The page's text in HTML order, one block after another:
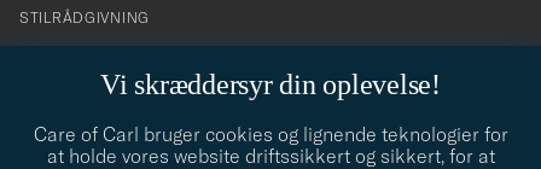
Vi skræddersyr din oplevelse!
Care of Carl bruger cookies og lignende teknologier for
at holde vores website driftssikkert og sikkert, for at
info@careofcarl.no
STILRÅDGIVNING
STILRÅDGIVNING